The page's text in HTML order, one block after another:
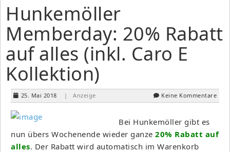
Hunkemöller
Memberday: 20% Rabatt
auf alles (inkl. Caro E
Kollektion)
25. Mai 2018 | Anzeige Keine Kommentare
Bei Hunkemöller gibt es
nun übers Wochenende wieder ganze 20% Rabatt auf
alles. Der Rabatt wird automatisch im Warenkorb